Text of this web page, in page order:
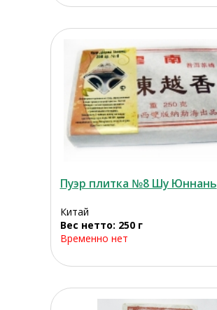
Пуэр плитка №8 Шу Юннань
Китай
Вес нетто: 250 г
Временно нет